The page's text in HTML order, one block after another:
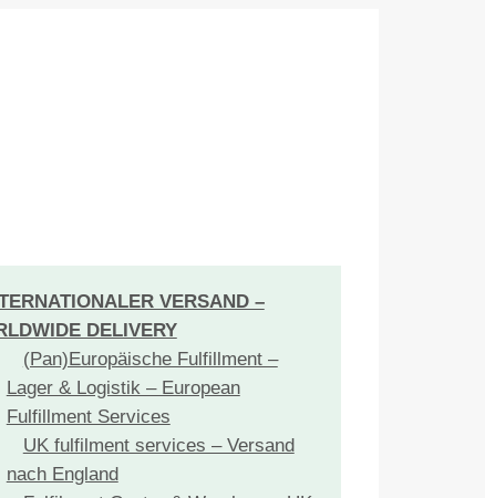
VERSAND –
DELIVERY
(Pan)Europäische Fulfillment –
Lager & Logistik – European
Fulfillment Services
UK fulfilment services – Versand
nach England